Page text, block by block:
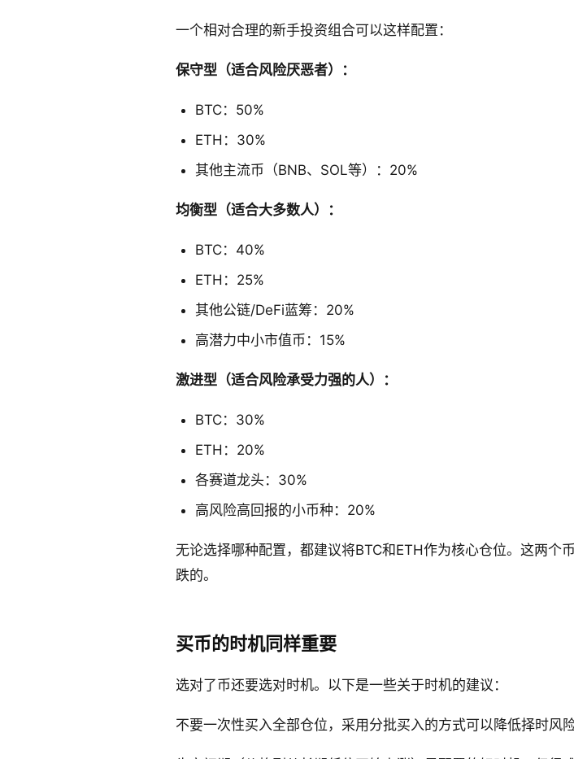
一个相对合理的新手投资组合可以这样配置：
保守型（适合风险厌恶者）：
BTC：50%
ETH：30%
其他主流币（BNB、SOL等）：20%
均衡型（适合大多数人）：
BTC：40%
ETH：25%
其他公链/DeFi蓝筹：20%
高潜力中小市值币：15%
激进型（适合风险承受力强的人）：
BTC：30%
ETH：20%
各赛道龙头：30%
高风险高回报的小币种：20%
无论选择哪种配置，都建议将BTC和ETH作为核心仓位。这两个
跌的。
买币的时机同样重要
选对了币还要选对时机。以下是一些关于时机的建议：
不要一次性买入全部仓位，采用分批买入的方式可以降低择时风险